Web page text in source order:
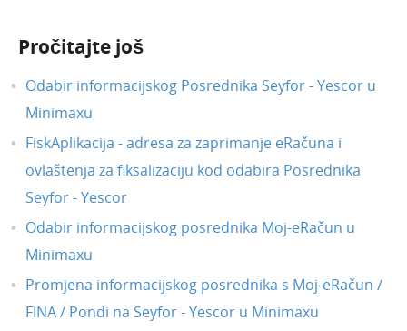
Pročitajte još
Odabir informacijskog Posrednika Seyfor - Yescor u
Minimaxu
FiskAplikacija - adresa za zaprimanje eRačuna i
ovlaštenja za fiksalizaciju kod odabira Posrednika
Seyfor - Yescor
Odabir informacijskog posrednika Moj-eRačun u
Minimaxu
Promjena informacijskog posrednika s Moj-eRačun /
FINA / Pondi na Seyfor - Yescor u Minimaxu